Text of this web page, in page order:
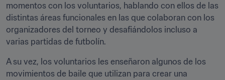
momentos con los voluntarios, hablando con ellos de las
distintas áreas funcionales en las que colaboran con los
organizadores del torneo y desafiándolos incluso a
varias partidas de futbolín.
A su vez, los voluntarios les enseñaron algunos de los
movimientos de baile que utilizan para crear una